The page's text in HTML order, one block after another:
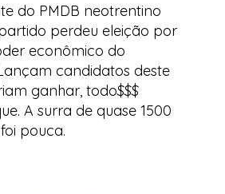
do PMDB neotrentino
perdeu eleição por
econômico do
candidatos deste
ganhar, todo$$$
A surra de quase 1500
pouca.